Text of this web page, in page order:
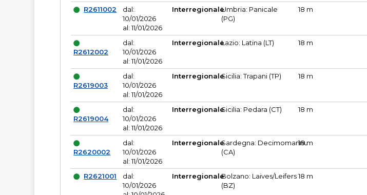
R2611002
dal:
10/01/2026
al: 11/01/2026
InterregionaleUmbria: Panicale
(PG)
18 m
R2612002
dal:
10/01/2026
al: 11/01/2026
InterregionaleLazio: Latina (LT) 18 m
R2619003
dal:
10/01/2026
al: 11/01/2026
InterregionaleSicilia: Trapani (TP) 18 m
R2619004
dal:
10/01/2026
al: 11/01/2026
InterregionaleSicilia: Pedara (CT) 18 m
R2620002
dal:
10/01/2026
al: 11/01/2026
InterregionaleSardegna: Decimomannu
(CA)
18 m
R2621001
dal:
10/01/2026
InterregionaleBolzano: Laives/Leifers
(BZ)
18 m